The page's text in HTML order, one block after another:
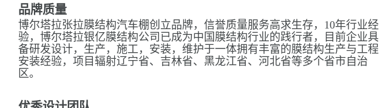
品牌质量
博尔塔拉张拉膜结构汽车棚创立品牌，信誉质量服务高求生存，10年行业经
验，博尔塔拉银亿膜结构公司已成为中国膜结构行业的践行者，目前企业具
备研发设计，生产，施工，安装，维护于一体拥有丰富的膜结构生产与工程
安装经验，项目辐射辽宁省、吉林省、黑龙江省、河北省等多个省市自治
区。